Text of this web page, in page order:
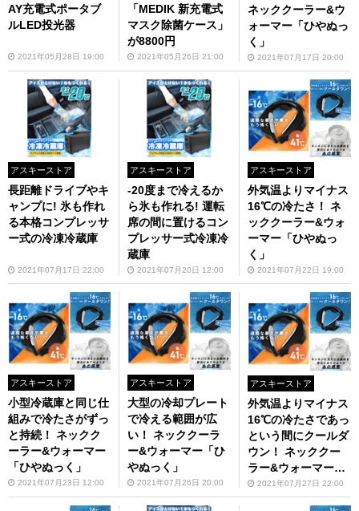
AY充電式ポータブ
ルLED投光器
2021年05月28日 19:00
「MEDIK 新充電式
マスク除菌ケース」
が8800円
2021年05月26日 21:00
ネッククーラー&ウ
ォーマー「ひやぬっ
く」
2021年07月17日 20:00
アスキーストア
長距離ドライブやキ
ャンプに! 氷も作れ
る本格コンプレッサ
ー式の冷凍冷蔵庫
2021年07月17日 22:00
アスキーストア
-20度まで冷えるか
ら氷も作れる! 運転
席の間に置けるコン
プレッサー式冷凍冷
蔵庫
2021年07月20日 12:00
アスキーストア
外気温よりマイナス
16℃の冷たさ！ ネ
ッククーラー&ウォ
ーマー「ひやぬっ
く」
2021年07月22日 19:00
アスキーストア
小型冷蔵庫と同じ仕
組みで冷たさがずっ
と持続！ ネックク
ーラー&ウォーマー
「ひやぬっく」
2021年07月23日 12:00
アスキーストア
大型の冷却プレート
で冷える範囲が広
い！ ネッククーラ
ー&ウォーマー「ひ
やぬっく」
2021年07月26日 20:00
アスキーストア
外気温よりマイナス
16℃の冷たさであっ
という間にクールダ
ウン！ ネッククー
ラー&ウォーマー
「ひやぬっく」
2021年07月27日 22:00